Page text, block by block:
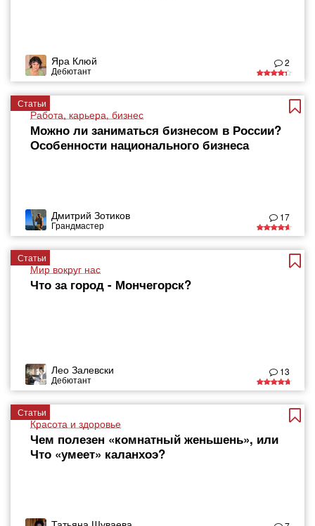
Яра Клюй
Дебютант
2
Статьи
Работа, карьера, бизнес
Можно ли заниматься бизнесом в России?
Особенности национального бизнеса
Дмитрий Зотиков
Грандмастер
17
Статьи
Мир вокруг нас
Что за город - Мончегорск?
Лео Залевски
Дебютант
13
Статьи
Красота и здоровье
Чем полезен «комнатный женьшень», или
Что «умеет» каланхоэ?